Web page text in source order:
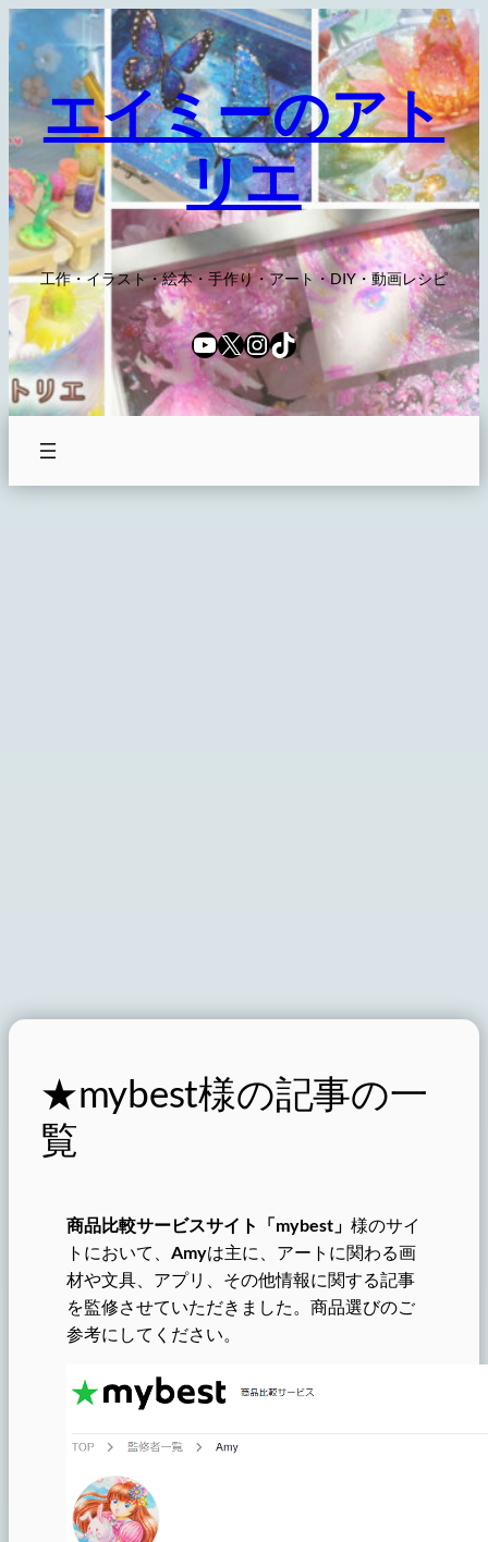
容
を
ス
キ
ッ
プ
エイミーのアト
リエ
工作・イラスト・絵本・手作り・アート・DIY・動画レシピ
YouTube
X Instagram
TikTok
★mybest様の記事の一
覧
商品比較サービスサイト「mybest」 様のサイ
トにおいて、 Amyは主に、アートに関わる画
材や文具、アプリ、その他情報に関する記事
を監修させていただきました。商品選びのご
参考にしてください。